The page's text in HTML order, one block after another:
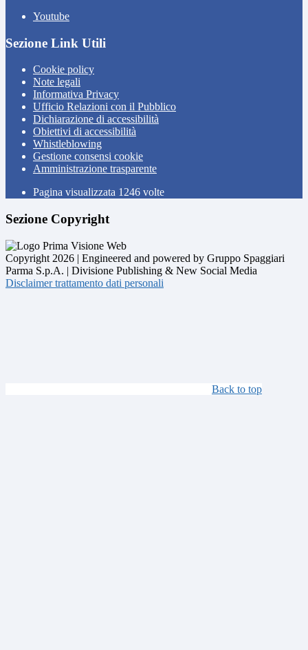
Youtube
Sezione Link Utili
Cookie policy
Note legali
Informativa Privacy
Ufficio Relazioni con il Pubblico
Dichiarazione di accessibilità
Obiettivi di accessibilità
Whistleblowing
Gestione consensi cookie
Amministrazione trasparente
Pagina visualizzata 1246 volte
Sezione Copyright
Copyright 2026 | Engineered and powered by Gruppo Spaggiari
Parma S.p.A. | Divisione Publishing & New Social Media
Disclaimer trattamento dati personali
Back to top